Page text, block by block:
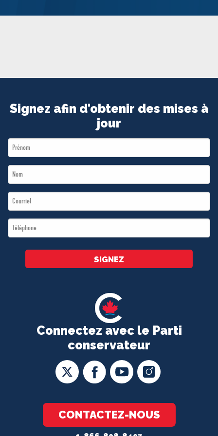
Connectez avec le Parti
conservateur
CONTACTEZ-NOUS
Signez afin d'obtenir des mises à
jour
First
Name
Last
Name
Email
*
Téléphone
*
SIGNEZ